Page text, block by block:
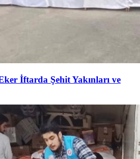
İftarda Şehit Yakınları ve